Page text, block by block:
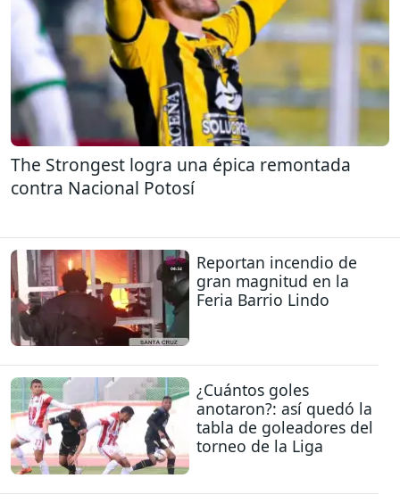
The Strongest logra una épica remontada
contra Nacional Potosí
Reportan incendio de
gran magnitud en la
Feria Barrio Lindo
¿Cuántos goles
anotaron?: así quedó la
tabla de goleadores del
torneo de la Liga